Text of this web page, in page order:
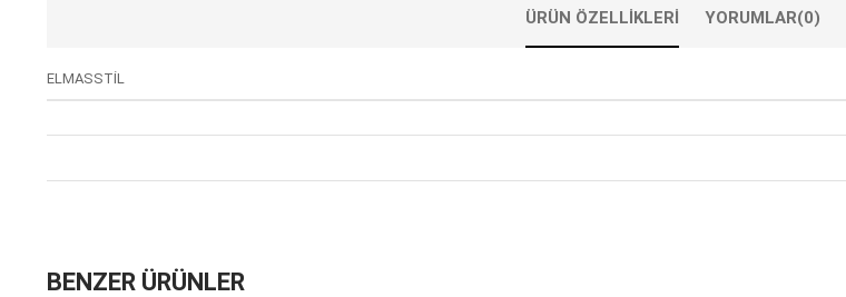
ÜRÜN ÖZELLIKLERI YORUMLAR(0)
ELMASSTİL
BENZER ÜRÜNLER